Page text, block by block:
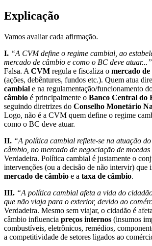
Explicação
Vamos avaliar cada afirmação.
I. “A CVM define o regime cambial, ao
mercado de câmbio e como o BC deve atuar...”
Falsa. A CVM regula e fiscaliza o mercado
(ações, debêntures, fundos etc.). Quem atua
cambial e na regulamentação/funcionamento
câmbio é principalmente o Banco Central do
seguindo diretrizes do Conselho Monetário
Logo, não é a CVM quem define o regime
como o BC deve atuar.
II. “A política cambial reflete-se na atuação
câmbio, no mercado de negociação de
Verdadeira. Política cambial é justamente o
intervenções (ou a decisão de não intervir) que
mercado de câmbio e a taxa de câmbio.
III. “A política cambial afeta a vida do
que não viaja para o exterior, devido ao
Verdadeira. Mesmo sem viajar, o cidadão é
câmbio influencia preços internos (insumos
combustíveis, eletrônicos, remédios,
a competitividade de setores ligados ao